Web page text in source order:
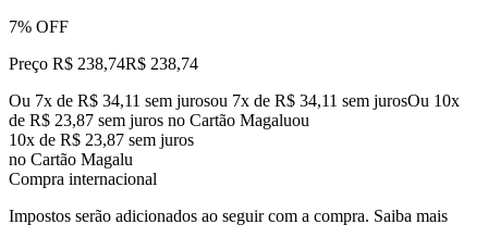
7% OFF
Preço R$ 238,74R$ 238,74
Ou 7x de R$ 34,11 sem jurosou 7x de R$ 34,11 sem jurosOu 10x
de R$ 23,87 sem juros no Cartão Magaluou
10x de R$ 23,87 sem juros
no Cartão Magalu
Compra internacional
Impostos serão adicionados ao seguir com a compra. Saiba mais